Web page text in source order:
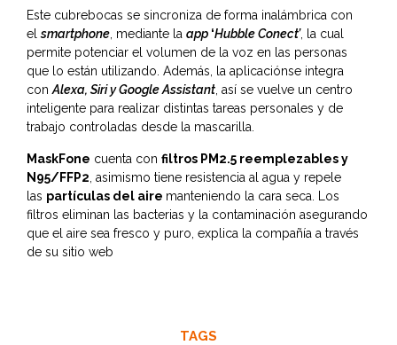
Este cubrebocas se sincroniza de forma inalámbrica con
elsmartphone , mediante la app ‘Hubble Conect’, la cual
permite potenciar el volumen de la voz en las personas
que lo están utilizando. Además, la aplicaciónse integra
con Alexa, Siri y Google Assistant , así se vuelve un centro
inteligente para realizar distintas tareas personales y de
trabajo controladas desde la mascarilla.
MaskFone cuenta con filtros PM2.5 reemplezables y
N95/FFP2 , asimismo tiene resistencia al agua y repele
las partículas del aire manteniendo la cara seca. Los
filtros eliminan las bacterias y la contaminación asegurando
que el aire sea fresco y puro, explica la compañía a través
de su sitio web
TAGS